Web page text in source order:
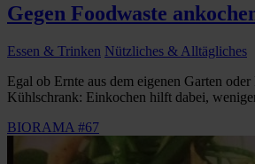
Gegen Foodwaste
Essen & Trinken Nützliches & Alltägliches
Egal ob Ernte aus dem eigenen Garten oder
Kühlschrank: Einkochen hilft dabei,
BIORAMA #67